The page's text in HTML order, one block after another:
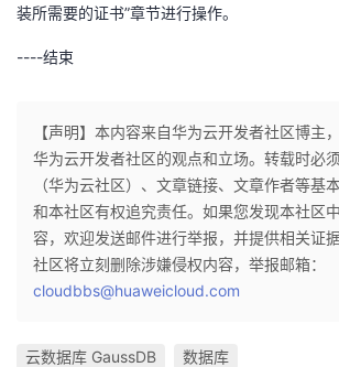
装所需要的证书”章节进行操作。
----结束
【声明】本内容来自华为云开发者社区博主
华为云开发者社区的观点和立场。转载时必
（华为云社区）、文章链接、文章作者等基
和本社区有权追究责任。如果您发现本社区
容，欢迎发送邮件进行举报，并提供相关证
社区将立刻删除涉嫌侵权内容，举报邮箱：
cloudbbs@huaweicloud.com
云数据库 GaussDB 数据库